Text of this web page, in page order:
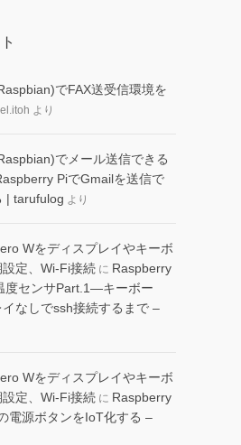
でFAX送受信環境を
より
でメール送信できる
PiでGmailを送信で
| tarufulog より
Wをディスプレイやキーボ
定、Wi-Fi接続 に Raspberry
度センサPart.1―キーボー
イなしでssh接続するまで –
Wをディスプレイやキーボ
定、Wi-Fi接続 に Raspberry
電源ボタンをIoT化する –